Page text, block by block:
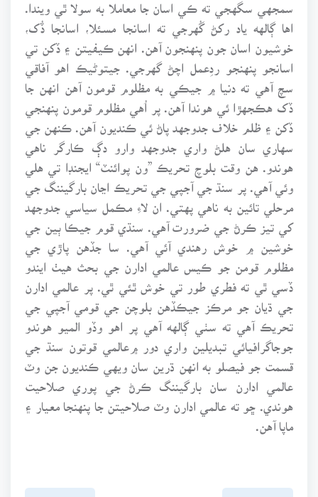
سمجهي سگهجي ته ڪي اسان جا معاملا به سولا ٿي ويندا.
اها ڳالهه ياد رکڻ گُهرجي ته اسانجا مسئلا، اسانجا ڏُک،
خوشيون اسان جون پنهنجون آهن. انهن ڪيفيتن ۽ ڏکن تي
اسانجو پنهنجو ردِعمل اچڻ گهرجي. جيتوڻيڪ اهو آفاقي
سچ آهي ته دنيا ۾ جيڪي به مظلوم قومون آهن انهن جا
ڏک هڪجهڙا ئي هوندا آهن. پر اُهي مظلوم قومون پنهنجي
ڏکن ۽ ظلم خلاف جدوجهد پاڻ ئي ڪنديون آهن. ڪنهن جي
سهاري سان هلڻ واري جدوجهد وارو دڳ ڪارگر ناهي
هوندو. هن وقت بلوچ تحريڪ ”ون پوائنٽ“ ايجنڊا تي هلي
وئي آهي. پر سنڌ جي آجپي جي تحريڪ اڃان بارگيننگ جي
مرحلي تائين به ناهي پهتي. ان لاءِ مڪمل سياسي جدوجهد
کي تيز ڪرڻ جي ضرورت آهي. سنڌي قوم جيڪا ٻين جي
خوشين ۾ خوش رهندي آئي آهي. سا جڏهن پاڙي جي
مظلوم قومن جو ڪيس عالمي ادارن جي بحث هيٺ ايندو
ڏسي ٿي ته فطري طور تي خوش ٿئي ٿي. پر عالمي ادارن
جي ڌيان جو مرڪز جيڪڏهن بلوچن جي قومي آجپي جي
تحريڪ آهي ته سٺي ڳالهه آهي پر اهو وڏو الميو هوندو
جوجاگرافيائي تبديلين واري دور ۾عالمي قوتون سنڌ جي
قسمت جو فيصلو به انهن ڌرين سان ويهي ڪنديون جن وٽ
عالمي ادارن سان بارگيننگ ڪرڻ جي پوري صلاحيت
هوندي. ڇو ته عالمي ادارن وٽ صلاحيتن جا پنهنجا معيار ۽
ماپا آهن.